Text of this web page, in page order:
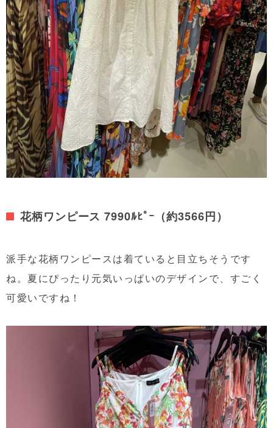
花柄ワンピース 7990ﾙﾋﾟｰ（約3566円）
派手な花柄ワンピースは着ていると目立ちそうです
ね。夏にぴったり元気いっぱいのデザインで、すごく
可愛いですね！